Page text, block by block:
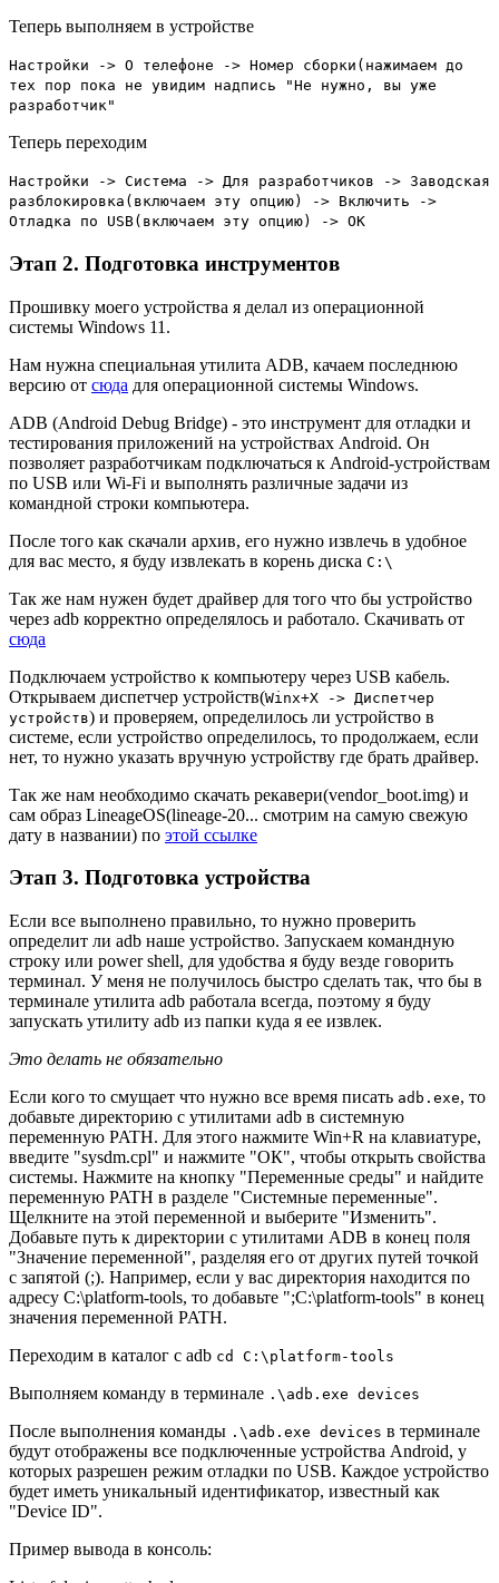
Теперь выполняем в устройстве
Настройки -> О телефоне -> Номер сборки(нажимаем до
тех пор пока не увидим надпись "Не нужно, вы уже
разработчик"
Теперь переходим
Настройки -> Система -> Для разработчиков -> Заводская
разблокировка(включаем эту опцию) -> Включить ->
Отладка по USB(включаем эту опцию) -> OK
Этап 2. Подготовка инструментов
Прошивку моего устройства я делал из операционной
системы Windows 11.
Нам нужна специальная утилита ADB, качаем последнюю
версию от сюда для операционной системы Windows.
ADB (Android Debug Bridge) - это инструмент для отладки и
тестирования приложений на устройствах Android. Он
позволяет разработчикам подключаться к Android-устройствам
по USB или Wi-Fi и выполнять различные задачи из
командной строки компьютера.
После того как скачали архив, его нужно извлечь в удобное
для вас место, я буду извлекать в корень диска C:\
Так же нам нужен будет драйвер для того что бы устройство
через adb корректно определялось и работало. Скачивать от
сюда
Подключаем устройство к компьютеру через USB кабель.
Открываем диспетчер устройств(Winx+X -> Диспетчер
устройств) и проверяем, определилось ли устройство в
системе, если устройство определилось, то продолжаем, если
нет, то нужно указать вручную устройству где брать драйвер.
Так же нам необходимо скачать рекавери(vendor_boot.img) и
сам образ LineageOS(lineage-20... смотрим на самую свежую
дату в названии) по этой ссылке
Этап 3. Подготовка устройства
Если все выполнено правильно, то нужно проверить
определит ли adb наше устройство. Запускаем командную
строку или power shell, для удобства я буду везде говорить
терминал. У меня не получилось быстро сделать так, что бы в
терминале утилита adb работала всегда, поэтому я буду
запускать утилиту adb из папки куда я ее извлек.
Это делать не обязательно
Если кого то смущает что нужно все время писать adb.exe, то
добавьте директорию с утилитами adb в системную
переменную PATH. Для этого нажмите Win+R на клавиатуре,
введите "sysdm.cpl" и нажмите "ОК", чтобы открыть свойства
системы. Нажмите на кнопку "Переменные среды" и найдите
переменную PATH в разделе "Системные переменные".
Щелкните на этой переменной и выберите "Изменить".
Добавьте путь к директории с утилитами ADB в конец поля
"Значение переменной", разделяя его от других путей точкой
с запятой (;). Например, если у вас директория находится по
адресу C:\platform-tools, то добавьте ";C:\platform-tools" в конец
значения переменной PATH.
Переходим в каталог с adb cd C:\platform-tools
Выполняем команду в терминале .\adb.exe devices
После выполнения команды .\adb.exe devices в терминале
будут отображены все подключенные устройства Android, у
которых разрешен режим отладки по USB. Каждое устройство
будет иметь уникальный идентификатор, известный как
"Device ID".
Пример вывода в консоль: